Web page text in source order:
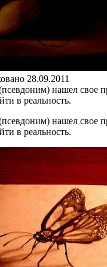
28.09.2011
нашел свое
в реальность.
нашел свое
в реальность.